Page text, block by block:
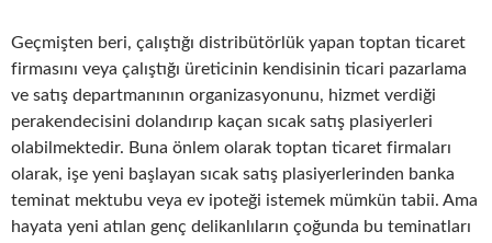
Geçmişten beri, çalıştığı distribütörlük yapan toptan ticaret
firmasını veya çalıştığı üreticinin kendisinin ticari pazarlama
ve satış departmanının organizasyonunu, hizmet verdiği
perakendecisini dolandırıp kaçan sıcak satış plasiyerleri
olabilmektedir. Buna önlem olarak toptan ticaret firmaları
olarak, işe yeni başlayan sıcak satış plasiyerlerinden banka
teminat mektubu veya ev ipoteği istemek mümkün tabii. Ama
hayata yeni atılan genç delikanlıların çoğunda bu teminatları